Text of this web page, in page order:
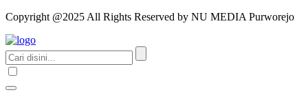
Copyright @2025 All Rights Reserved by NU MEDIA Purworejo